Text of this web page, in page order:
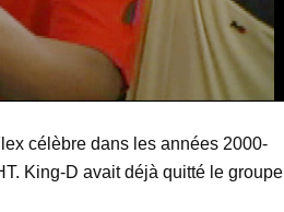
célèbre dans les années 2000-
King-D avait déjà quitté le groupe